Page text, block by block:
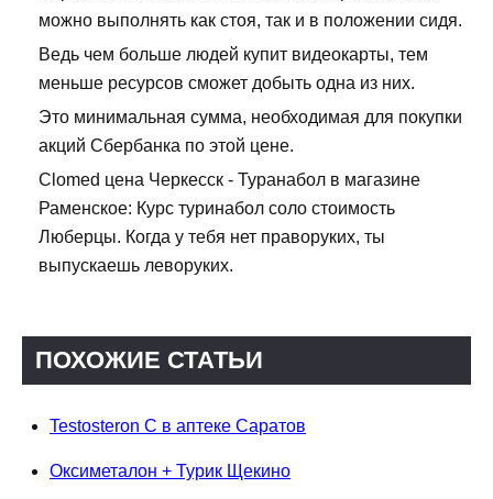
можно выполнять как стоя, так и в положении сидя.
Ведь чем больше людей купит видеокарты, тем
меньше ресурсов сможет добыть одна из них.
Это минимальная сумма, необходимая для покупки
акций Сбербанка по этой цене.
Clomed цена Черкесск - Туранабол в магазине
Раменское: Курс туринабол соло стоимость
Люберцы. Когда у тебя нет праворуких, ты
выпускаешь леворуких.
ПОХОЖИЕ СТАТЬИ
Testosteron C в аптеке Саратов
Оксиметалон + Турик Щекино